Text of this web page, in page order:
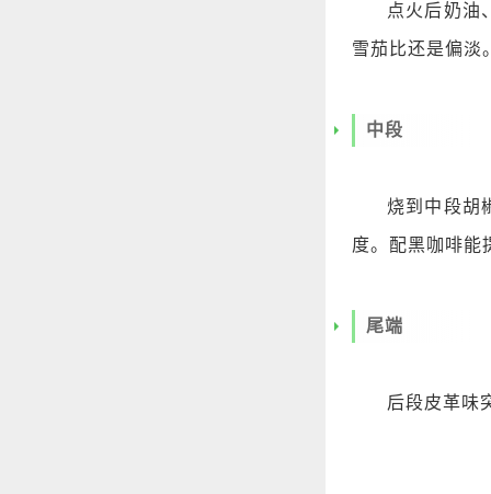
点火后奶油
雪茄比还是偏淡
中段
烧到中段胡
度。配黑咖啡能
尾端
后段皮革味